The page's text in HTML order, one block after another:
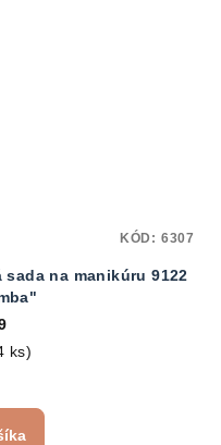
na manikúru 9122
ks)
KÓD: 6307